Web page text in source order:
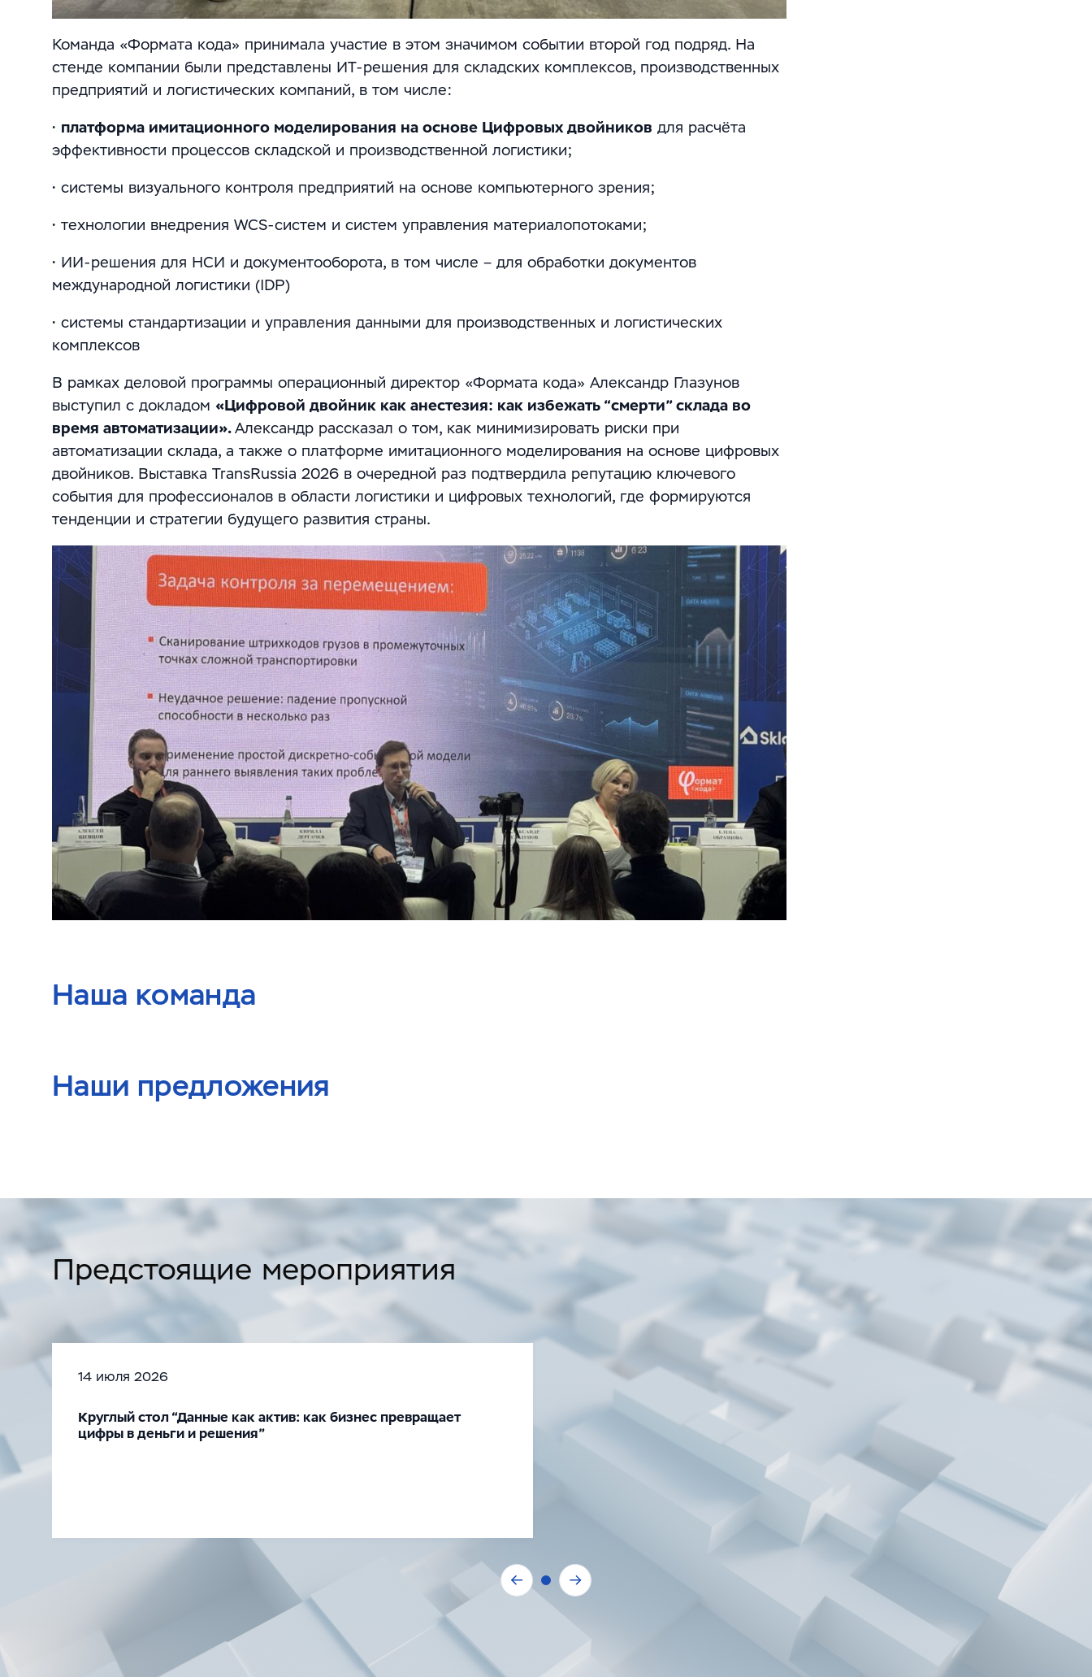
Команда «Формата кода» принимала участие в этом значимом событии второй год подряд. На
стенде компании были представлены ИТ-решения для складских комплексов, производственных
предприятий и логистических компаний, в том числе:
• платформа имитационного моделирования на основе Цифровых двойников для расчёта
эффективности процессов складской и производственной логистики;
• системы визуального контроля предприятий на основе компьютерного зрения;
• технологии внедрения WCS-систем и систем управления материалопотоками;
• ИИ-решения для НСИ и документооборота, в том числе – для обработки документов
международной логистики (IDP)
• системы стандартизации и управления данными для производственных и логистических
комплексов
В рамках деловой программы операционный директор «Формата кода» Александр Глазунов
выступил с докладом «Цифровой двойник как анестезия: как избежать “смерти” склада во
время автоматизации».Александр рассказал о том, как минимизировать риски при
автоматизации склада, а также о платформе имитационного моделирования на основе цифровых
двойников. Выставка TransRussia 2026 в очередной раз подтвердила репутацию ключевого
события для профессионалов в области логистики и цифровых технологий, где формируются
тенденции и стратегии будущего развития страны.
Наша команда
Наши предложения
Предстоящие мероприятия
14 июля 2026
Круглый стол “Данные как актив: как бизнес превращает
цифры в деньги и решения”